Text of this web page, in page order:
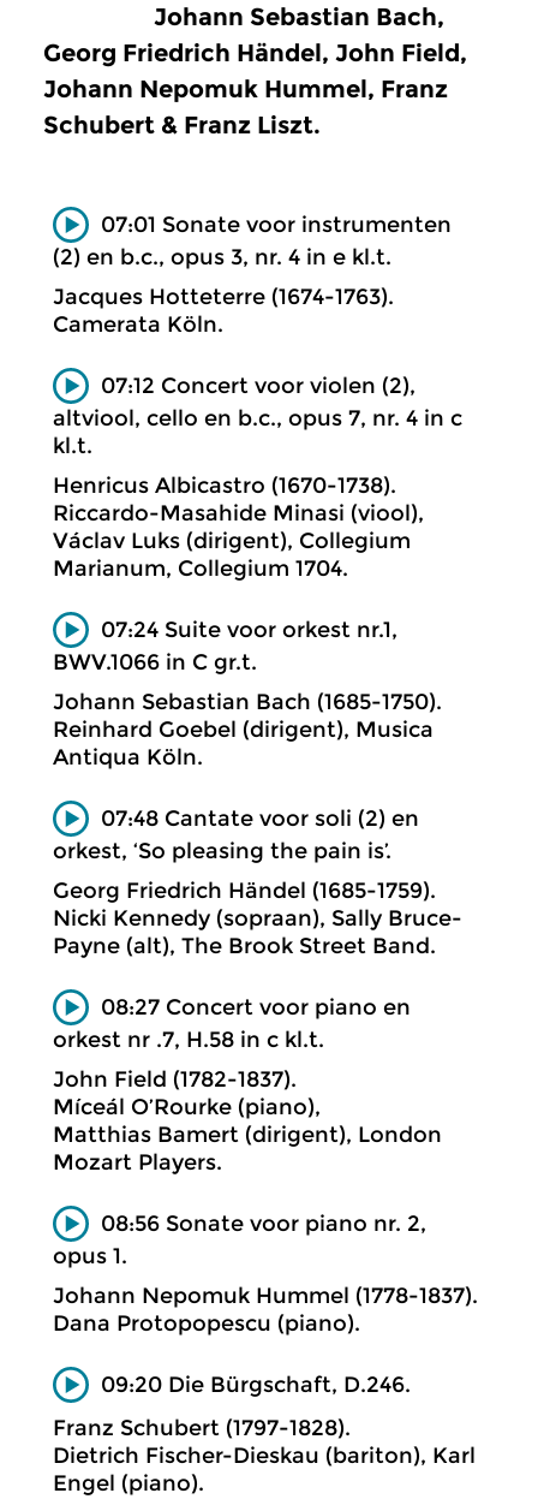
Johann Sebastian Bach,
Georg Friedrich Händel, John Field,
Johann Nepomuk Hummel, Franz
Schubert & Franz Liszt.
07:01 Sonate voor instrumenten
(2) en b.c., opus 3, nr. 4 in e kl.t.
Jacques Hotteterre (1674-1763).
Camerata Köln.
07:12 Concert voor violen (2),
altviool, cello en b.c., opus 7, nr. 4 in c
kl.t.
Henricus Albicastro (1670-1738).
Riccardo-Masahide Minasi (viool),
Václav Luks (dirigent), Collegium
Marianum, Collegium 1704.
07:24 Suite voor orkest nr.1,
BWV.1066 in C gr.t.
Johann Sebastian Bach (1685-1750).
Reinhard Goebel (dirigent), Musica
Antiqua Köln.
07:48 Cantate voor soli (2) en
orkest, ‘So pleasing the pain is’.
Georg Friedrich Händel (1685-1759).
Nicki Kennedy (sopraan), Sally Bruce-
Payne (alt), The Brook Street Band.
08:27 Concert voor piano en
orkest nr .7, H.58 in c kl.t.
John Field (1782-1837).
Míceál O’Rourke (piano),
Matthias Bamert (dirigent), London
Mozart Players.
08:56 Sonate voor piano nr. 2,
opus 1.
Johann Nepomuk Hummel (1778-1837).
Dana Protopopescu (piano).
09:20 Die Bürgschaft, D.246.
Franz Schubert (1797-1828).
Dietrich Fischer-Dieskau (bariton), Karl
Engel (piano).